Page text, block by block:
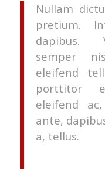
Nullam
pretium.
dapibus.
semper
eleifend
porttitor
eleifend
ante,
a, tellus.